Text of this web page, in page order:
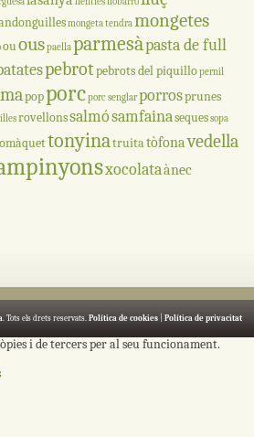
mongeta tendramongetes
ououspaellaparmesàpasta de full
pebrot pebrots del piquillopernil
popporcporc senglarporrosprunes
rovellonssalmósamfainasequessopa
tonyinatruitatòfonavedella
xocolataànec
. Tots els drets reservats. Política de cookies| Política de privacitat
i de tercers per al seu funcionament.